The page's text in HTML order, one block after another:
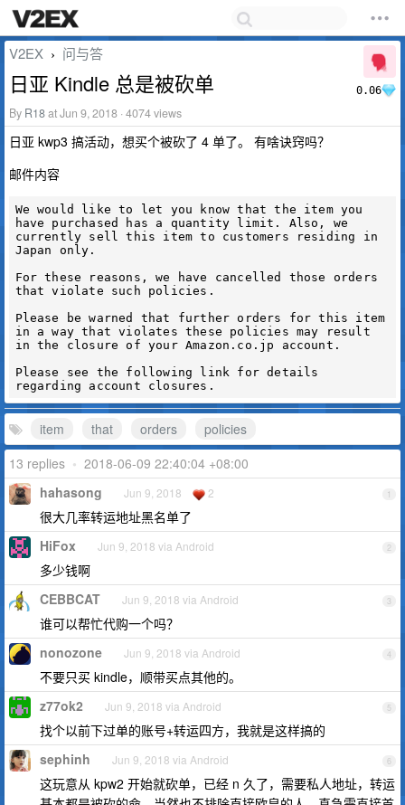
0.06
V2EX › 问与答
日亚 Kindle 总是被砍单
By R18at Jun 9, 2018 · 4074 views
日亚 kwp3 搞活动，想买个被砍了 4 单了。 有啥诀窍吗？
邮件内容
We would like to let you know that the item you
have purchased has a quantity limit. Also, we
currently sell this item to customers residing in
Japan only.
For these reasons, we have cancelled those orders
that violate such policies.
Please be warned that further orders for this item
in a way that violates these policies may result
in the closure of your Amazon.co.jp account.
Please see the following link for details
item that orders
policies
13 replies • 2018-06-09 22:40:04 +08:00
1
hahasong Jun 9, 2018 2
很大几率转运地址黑名单了
2
HiFox Jun 9, 2018 via Android
多少钱啊
3
CEBBCAT Jun 9, 2018 via Android
谁可以帮忙代购一个吗？
4
nonozone Jun 9, 2018 via Android
不要只买 kindle，顺带买点其他的。
5
z77ok2 Jun 9, 2018 via Android
找个以前下过单的账号+转运四方，我就是这样搞的
6
sephinh Jun 9, 2018 via Android
这玩意从 kpw2 开始就砍单，已经 n 久了，需要私人地址，转运